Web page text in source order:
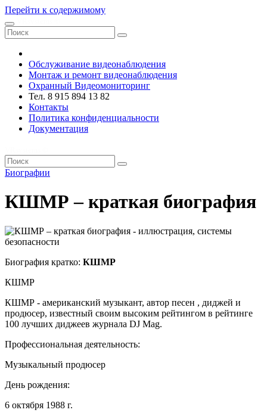
Перейти к содержимому
Обслуживание видеонаблюдения
Монтаж и ремонт видеонаблюдения
Охранный Видеомониторинг
Тел. 8 915 894 13 82
Контакты
Политика конфиденциальности
Документация
Биографии
КШМР – краткая биография
Биография кратко: КШМР
КШМР
КШМР - американский музыкант, автор песен , диджей и
продюсер, известный своим высоким рейтингом в рейтинге
100 лучших диджеев журнала DJ Mag.
Профессиональная деятельность:
Музыкальный продюсер
День рождения:
6 октября 1988 г.